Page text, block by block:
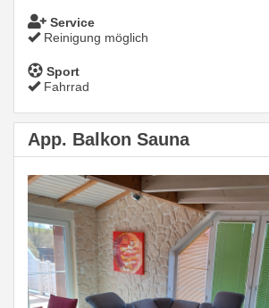
Service
Reinigung möglich
Sport
Fahrrad
App. Balkon Sauna